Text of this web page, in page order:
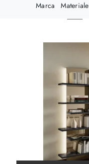
Marca Materiale